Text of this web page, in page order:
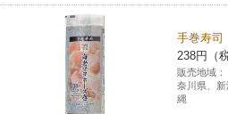
ニンテンドー・ダウンロードカード
スキャン
ファクス
セブン銀行ATM
ご利用可能なお支払い方法
チケットぴあ
イープラス
タワーレコード
セブンネットショッピング
停電時のサービス停止のお知らせ
貸借対照表・損益計算書
サステナビリティ推進体制
GREEN CHALLENGE 2050
店舗検索
ネッ
お問い合わせ
Language
手巻寿
238円（
販売地域：
奈川県、
縄